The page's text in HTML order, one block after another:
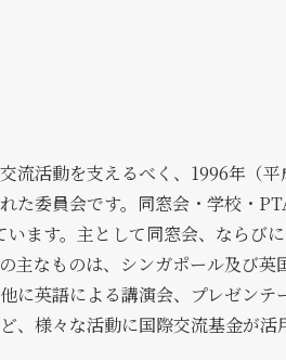
流活動を支えるべく、1996年（
た委員会です。同窓会・学校・
ます。主として同窓会、ならび
主なものは、シンガポール及び
に英語による講演会、プレゼン
様々な活動に国際交流基金が活